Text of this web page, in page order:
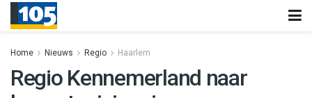
Home Nieuws Regio Haarlem
Regio Kennemerland naar